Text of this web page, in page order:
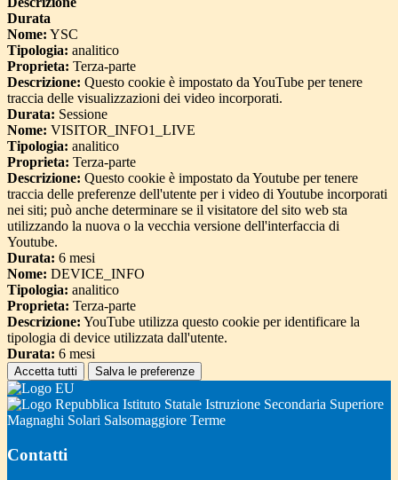
Durata
Nome: YSC
Tipologia: analitico
Proprieta: Terza-parte
Descrizione: Questo cookie è impostato da YouTube per tenere
traccia delle visualizzazioni dei video incorporati.
Durata: Sessione
Nome: VISITOR_INFO1_LIVE
Tipologia: analitico
Proprieta: Terza-parte
Descrizione: Questo cookie è impostato da Youtube per tenere
traccia delle preferenze dell'utente per i video di Youtube incorporati
nei siti; può anche determinare se il visitatore del sito web sta
utilizzando la nuova o la vecchia versione dell'interfaccia di
Youtube.
Durata: 6 mesi
Nome: DEVICE_INFO
Tipologia: analitico
Proprieta: Terza-parte
Descrizione: YouTube utilizza questo cookie per identificare la
tipologia di device utilizzata dall'utente.
Durata: 6 mesi
Accetta tutti Salva le preferenze
Istituto Statale Istruzione Secondaria Superiore
Magnaghi Solari Salsomaggiore Terme
Contatti